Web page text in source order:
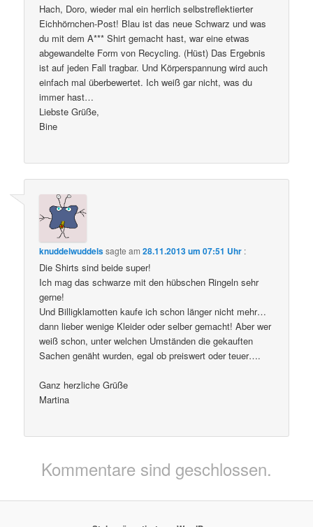
Hach, Doro, wieder mal ein herrlich selbstreflektierter
Eichhörnchen-Post! Blau ist das neue Schwarz und was
du mit dem A*** Shirt gemacht hast, war eine etwas
abgewandelte Form von Recycling. (Hüst) Das Ergebnis
ist auf jeden Fall tragbar. Und Körperspannung wird auch
einfach mal überbewertet. Ich weiß gar nicht, was du
immer hast…
Liebste Grüße,
Bine
knuddelwuddelssagte am28.11.2013 um 07:51 Uhr :
Die Shirts sind beide super!
Ich mag das schwarze mit den hübschen Ringeln sehr
gerne!
Und Billigklamotten kaufe ich schon länger nicht mehr…
dann lieber wenige Kleider oder selber gemacht! Aber wer
weiß schon, unter welchen Umständen die gekauften
Sachen genäht wurden, egal ob preiswert oder teuer….
Ganz herzliche Grüße
Martina
Kommentare sind geschlossen.